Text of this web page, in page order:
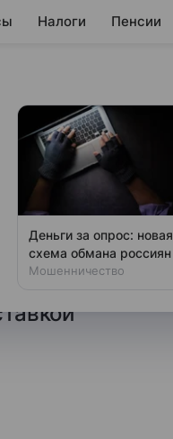
Налоги Пенсии
на
Деньги за опрос: новая
схема обмана россиян
Мошенничество